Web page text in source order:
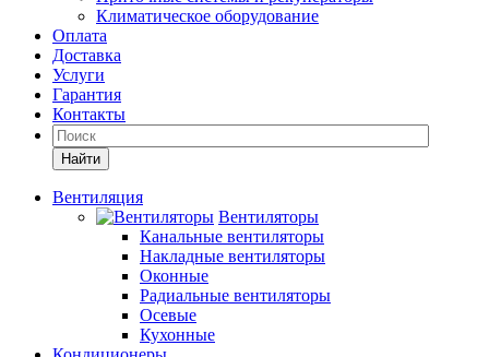
Климатическое оборудование
Оплата
Доставка
Услуги
Гарантия
Контакты
Найти
Вентиляция
Вентиляторы
Канальные вентиляторы
Накладные вентиляторы
Оконные
Радиальные вентиляторы
Осевые
Кухонные